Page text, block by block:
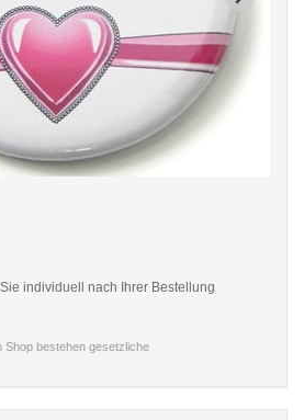
individuell nach Ihrer Bestellung
Shop bestehen gesetzliche